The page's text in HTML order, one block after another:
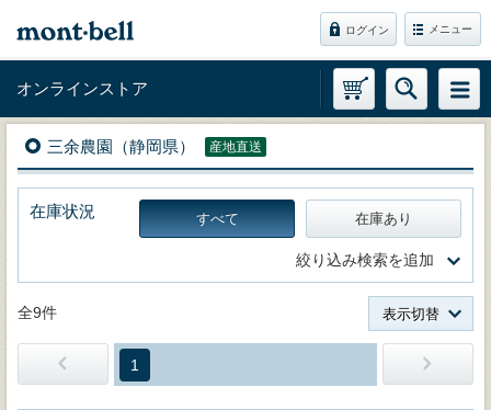
ログイン メニュー
オンラインストア
三余農園（静岡県） 産地直送
在庫状況 すべて 在庫あり
絞り込み検索を追加
全9件 表示切替
1